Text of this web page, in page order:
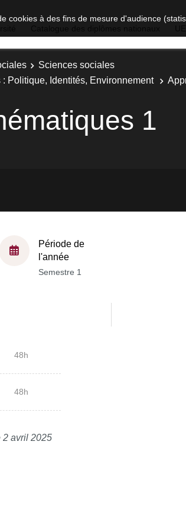
cookies à des fins de mesure d'audience
Sciences sociales
Politique, Identités, Environnement
1
Période de
l'année
Semestre 1
48h
48h
2 avril 2025